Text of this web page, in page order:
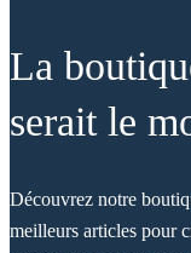
La
serait le
Découvrez notre
meilleurs articles pour